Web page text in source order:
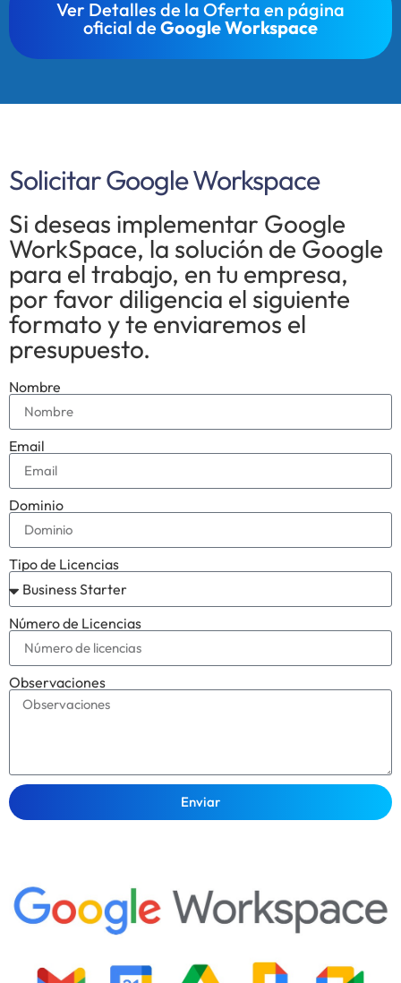
Ver Detalles de la Oferta en página
oficial de Google Workspace
Solicitar Google Workspace
Si deseas implementar Google
WorkSpace, la solución de Google
para el trabajo, en tu empresa,
por favor diligencia el siguiente
formato y te enviaremos el
presupuesto.
Nombre
Email
Dominio
Tipo de Licencias
Número de Licencias
Observaciones
Enviar